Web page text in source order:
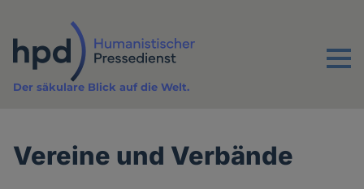
Inhalt
Menu
Der säkulare Blick auf die Welt.
Vereine und Verbände